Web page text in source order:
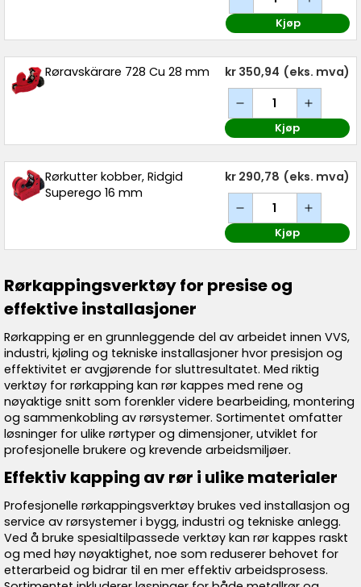
Kjøp
Røravskärare 728 Cu 28 mm kr 350,94 (eks. mva)
Kjøp
Rørkutter kobber, Ridgid
Superego 16 mm
kr 290,78 (eks. mva)
Kjøp
Rørkappingsverktøy for presise og
effektive installasjoner
Rørkapping er en grunnleggende del av arbeidet innen VVS,
industri, kjøling og tekniske installasjoner hvor presisjon og
effektivitet er avgjørende for sluttresultatet. Med riktig
verktøy for rørkapping kan rør kappes med rene og
nøyaktige snitt som forenkler videre bearbeiding, montering
og sammenkobling av rørsystemer. Sortimentet omfatter
løsninger for ulike rørtyper og dimensjoner, utviklet for
profesjonelle brukere og krevende arbeidsmiljøer.
Effektiv kapping av rør i ulike materialer
Profesjonelle rørkappingsverktøy brukes ved installasjon og
service av rørsystemer i bygg, industri og tekniske anlegg.
Ved å bruke spesialtilpassede verktøy kan rør kappes raskt
og med høy nøyaktighet, noe som reduserer behovet for
etterarbeid og bidrar til en mer effektiv arbeidsprosess.